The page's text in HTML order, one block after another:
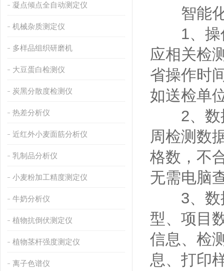
凝点倾点全自动测定仪
机械杂质测定仪
多样品组织研磨机
大豆蛋白检测仪
炭黑分散度检测仪
热差分析仪
近红外小麦面筋分析仪
乳制品分析仪
小麦粉加工精度测定仪
牛奶分析仪
植物抗倒伏测定仪
植物茎杆强度测定仪
离子色谱仪
智能化
1、操
应相关检
省操作时
如送检单
2、数据
周检测数
格数，不
无需电脑
3、数据
型、项目
信息、检
息、打印